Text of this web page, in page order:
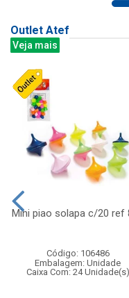
Outlet Atef
Veja mais
Mini piao solapa c/20 ref
Código: 106486
Embalagem: Unidade
Caixa Com: 24 Unidade(s)